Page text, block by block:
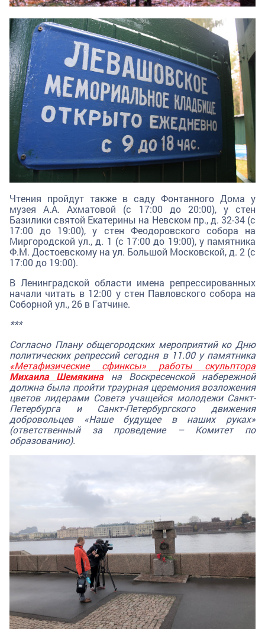
Чтения пройдут также в саду Фонтанного Дома у
музея А.А. Ахматовой (с 17:00 до 20:00), у стен
Базилики святой Екатерины на Невском пр., д. 32-34 (с
17:00 до 19:00), у стен Феодоровского собора на
Миргородской ул., д. 1 (с 17:00 до 19:00), у памятника
Ф.М. Достоевскому на ул. Большой Московской, д. 2 (с
17:00 до 19:00).
В Ленинградской области имена репрессированных
начали читать в 12:00 у стен Павловского собора на
Соборной ул., 26 в Гатчине.
***
Согласно Плану общегородских мероприятий ко Дню
политических репрессий сегодня в 11.00 у памятника
«Метафизические сфинксы» работы скульптора
Михаила Шемякинана Воскресенской набережной
должна была пройти траурная церемония возложения
цветов лидерами Совета учащейся молодежи Санкт-
Петербурга и Санкт-Петербургского движения
добровольцев «Наше будущее в наших руках»
(ответственный за проведение – Комитет по
образованию).